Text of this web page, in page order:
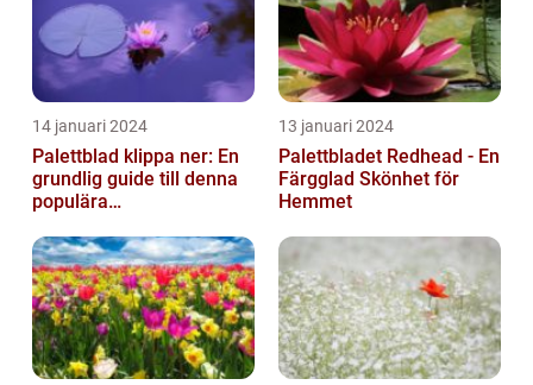
14 januari 2024
Palettblad klippa ner: En
grundlig guide till denna
populära
13 januari 2024
Palettbladet Redhead - En
Färgglad Skönhet för
Hemmet